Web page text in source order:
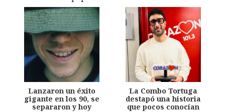
Lanzaron un éxito
gigante en los 90, se
separaron y hoy
La Combo Tortuga
destapó una historia
que pocos conocían